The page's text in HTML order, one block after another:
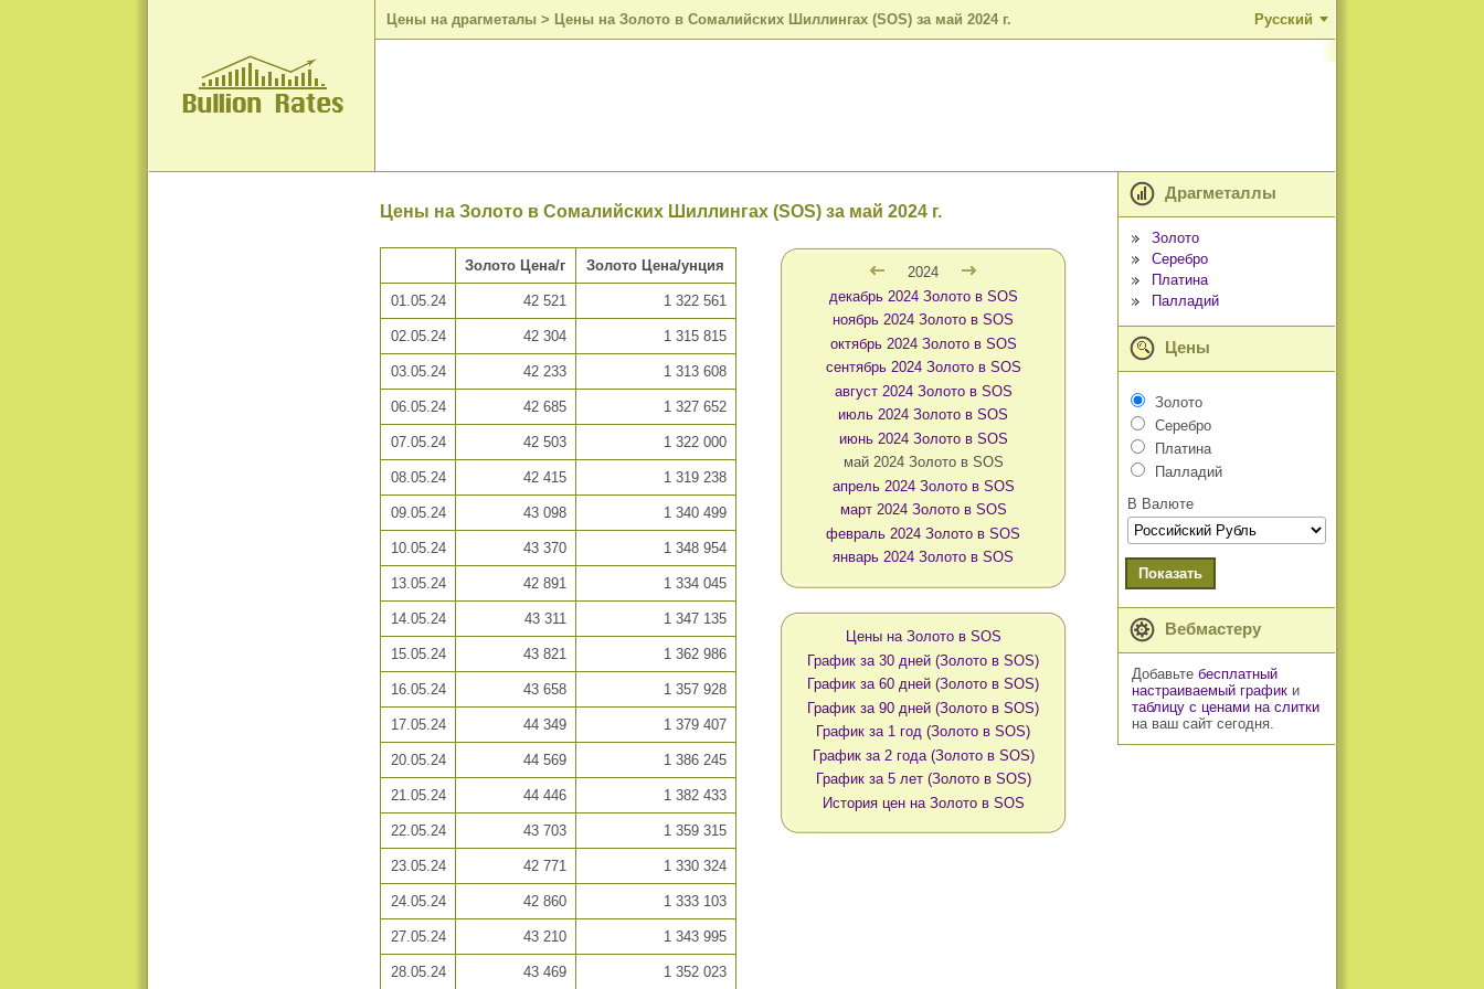
Цены на драгметалы > Цены на Золото в Сомалийских Шиллингах (SOS) за май 2024 г. Русский
Цены на Золото в Сомалийских Шиллингах (SOS) за май 2024 г.
Золото Цена/г Золото Цена/унция
01.05.24 42 521 1 322 561
02.05.24 42 304 1 315 815
03.05.24 42 233 1 313 608
06.05.24 42 685 1 327 652
07.05.24 42 503 1 322 000
08.05.24 42 415 1 319 238
09.05.24 43 098 1 340 499
10.05.24 43 370 1 348 954
13.05.24 42 891 1 334 045
14.05.24 43 311 1 347 135
15.05.24 43 821 1 362 986
16.05.24 43 658 1 357 928
17.05.24 44 349 1 379 407
20.05.24 44 569 1 386 245
21.05.24 44 446 1 382 433
22.05.24 43 703 1 359 315
23.05.24 42 771 1 330 324
24.05.24 42 860 1 333 103
27.05.24 43 210 1 343 995
28.05.24 43 469 1 352 023
2024
декабрь 2024 Золото в SOS
ноябрь 2024 Золото в SOS
октябрь 2024 Золото в SOS
сентябрь 2024 Золото в SOS
август 2024 Золото в SOS
июль 2024 Золото в SOS
июнь 2024 Золото в SOS
май 2024 Золото в SOS
апрель 2024 Золото в SOS
март 2024 Золото в SOS
февраль 2024 Золото в SOS
январь 2024 Золото в SOS
Цены на Золото в SOS
График за 30 дней (Золото в SOS)
График за 60 дней (Золото в SOS)
График за 90 дней (Золото в SOS)
График за 1 год (Золото в SOS)
График за 2 года (Золото в SOS)
График за 5 лет (Золото в SOS)
История цен на Золото в SOS
Драгметаллы
Золото
Серебро
Платина
Палладий
Цены
Золото
Серебро
Платина
Палладий
В Валюте
Показать
Вебмастеру
Добавьте бесплатный
настраиваемый графики
таблицу с ценами на слитки
на ваш сайт сегодня.